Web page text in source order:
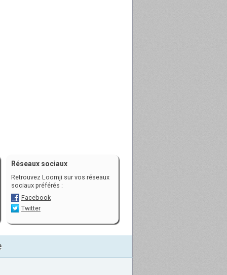
Réseaux sociaux
Retrouvez Loomji sur vos réseaux
sociaux préférés :
Facebook
Twitter